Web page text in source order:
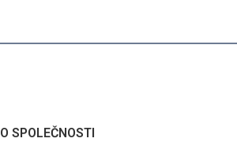
O SPOLEČNOSTI